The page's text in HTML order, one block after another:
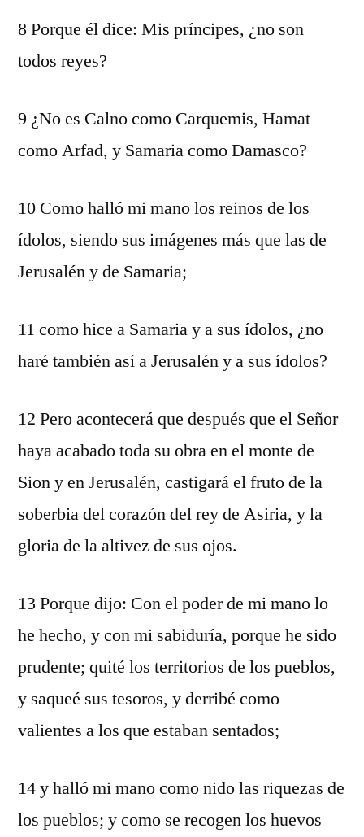
8 Porque él dice: Mis príncipes, ¿no son
todos reyes?
9 ¿No es Calno como Carquemis, Hamat
como Arfad, y Samaria como Damasco?
10 Como halló mi mano los reinos de los
ídolos, siendo sus imágenes más que las de
Jerusalén y de Samaria;
11 como hice a Samaria y a sus ídolos, ¿no
haré también así a Jerusalén y a sus ídolos?
12 Pero acontecerá que después que el Señor
haya acabado toda su obra en el monte de
Sion y en Jerusalén, castigará el fruto de la
soberbia del corazón del rey de Asiria, y la
gloria de la altivez de sus ojos.
13 Porque dijo: Con el poder de mi mano lo
he hecho, y con mi sabiduría, porque he sido
prudente; quité los territorios de los pueblos,
y saqueé sus tesoros, y derribé como
valientes a los que estaban sentados;
14 y halló mi mano como nido las riquezas de
los pueblos; y como se recogen los huevos